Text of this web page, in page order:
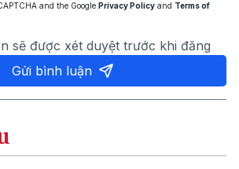
and the Google Privacy Policy and Terms of
sẽ được xét duyệt trước khi đăng
Gửi bình luận